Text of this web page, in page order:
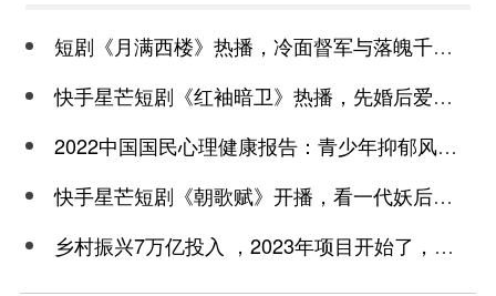
短剧《月满西楼》热播，冷面督军与落魄千金谱写民国传奇
快手星芒短剧《红袖暗卫》热播，先婚后爱诠释别样浪漫
2022中国国民心理健康报告：青少年抑郁风险高于成年
快手星芒短剧《朝歌赋》开播，看一代妖后与心机皇上极限拉扯
乡村振兴7万亿投入 ，2023年项目开始了，总有一个适合你